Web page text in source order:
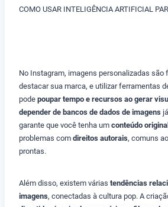
COMO USAR INTELIGÊNCIA ARTIFICIAL
No Instagram, imagens personalizadas são
destacar sua marca, e utilizar ferramentas
pode poupar tempo e recursos ao gerar
depender de bancos de dados de imagens
garante que você tenha um conteúdo original
problemas com direitos autorais, comuns
prontas.
Além disso, existem várias tendências
imagens, conectadas à cultura pop. A